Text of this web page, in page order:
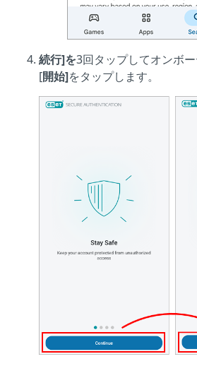
続行]を3回タップしてオンボー
[開始]をタップします。